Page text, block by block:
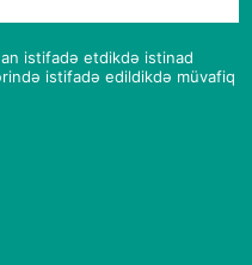
istifadə etdikdə istinad
istifadə edildikdə müvafiq